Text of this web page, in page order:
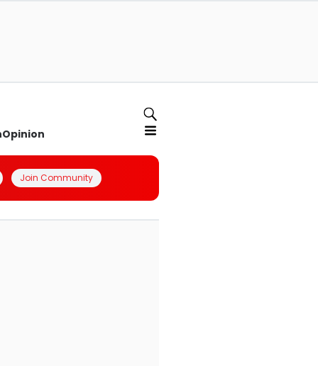
Opinion
Join Community